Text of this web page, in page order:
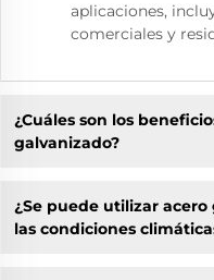
aplicaciones,
comerciales y
¿Cuáles son los
galvanizado?
¿Se puede utilizar
las condiciones